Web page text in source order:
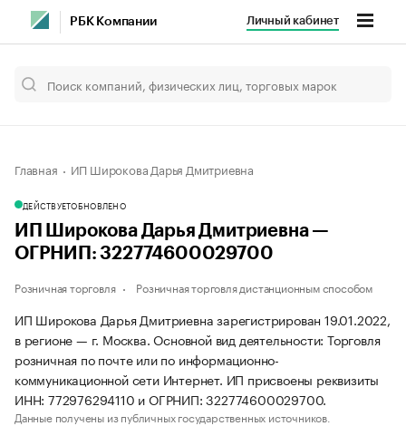
РБК Компании Личный кабинет
Главная ИП Широкова Дарья Дмитриевна
ДЕЙСТВУЕТОБНОВЛЕНО
ИП Широкова Дарья Дмитриевна —
ОГРНИП: 322774600029700
Розничная торговля Розничная торговля дистанционным способом
ИП Широкова Дарья Дмитриевна зарегистрирован 19.01.2022,
в регионе — г. Москва. Основной вид деятельности: Торговля
розничная по почте или по информационно-
коммуникационной сети Интернет. ИП присвоены реквизиты
ИНН: 772976294110 и ОГРНИП: 322774600029700.
Данные получены из публичных государственных источников.